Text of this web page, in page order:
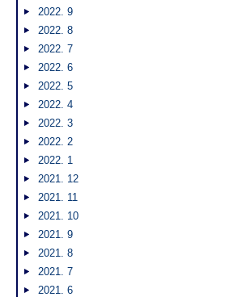
2022. 9
2022. 8
2022. 7
2022. 6
2022. 5
2022. 4
2022. 3
2022. 2
2022. 1
2021. 12
2021. 11
2021. 10
2021. 9
2021. 8
2021. 7
2021. 6